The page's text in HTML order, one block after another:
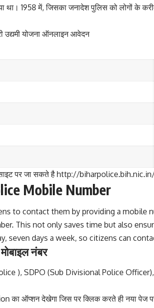
था। 1958 में, जिसका जनादेश पुलिस को लोगों के
उद्यमी योजना ऑनलाइन आवेदन
पर जा सकते है http://
Mobile Number
to contact them by providing a mobile
This not only saves time but also
seven days a week, so citizens can
नंबर
), SDPO (Sub Divisional Police
का ऑप्शन देखेगा जिस पर क्लिक करते ही नया